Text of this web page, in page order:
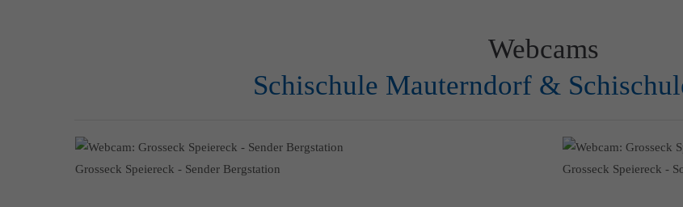
Webcams
Schischule Mauterndorf &
Grosseck Speiereck - Sender Bergstation Grosseck Speiereck -